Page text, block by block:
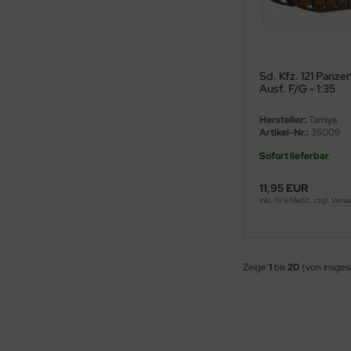
Sd. Kfz. 121
Ausf. F/G - 1:35
Hersteller: Tamiya
Artikel-Nr.: 35009
Sofort lieferbar
11,95 EUR
inkl. 19 % MwSt. zzgl.
Zeige 1 bis20 (von